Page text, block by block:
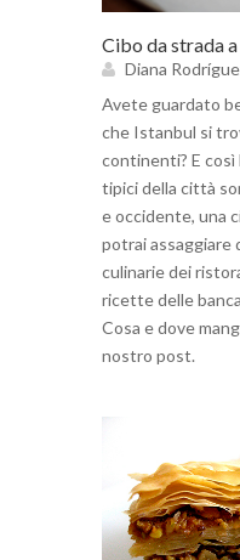
Cibo da strada
Diana
Avete guardato
che Istanbul si
continenti? E così
tipici della città
e occidente, una
potrai assaggiare
culinarie dei
ricette delle
Cosa e dove
nostro post.